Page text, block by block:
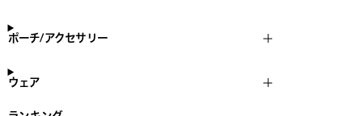
ポーチ/アクセサリー
ウェア